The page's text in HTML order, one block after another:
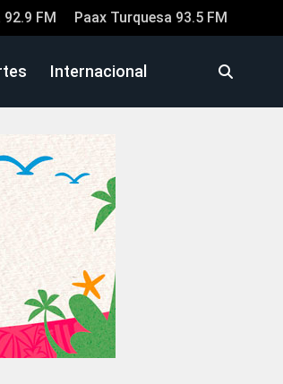
FM Paax Turquesa 93.5 FM
Internacional